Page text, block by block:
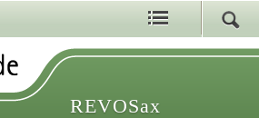
REVOSax